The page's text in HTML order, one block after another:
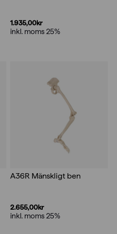
1.935,00kr
inkl. moms 25%
A36R Mänskligt ben
2.655,00kr
inkl. moms 25%